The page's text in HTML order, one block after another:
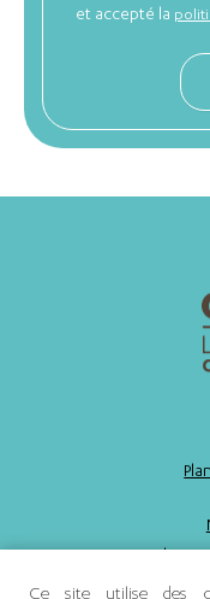
et accepté la
Ce site utilise des